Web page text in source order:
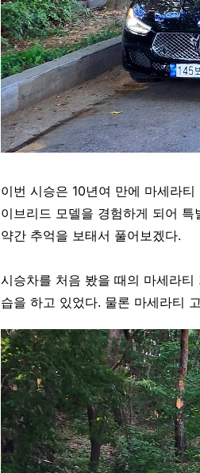
이번 시승은 10년여 만에 마세라
이브리드 모델을 경험하게 되어
약간 추억을 보태서 풀어보겠다.
시승차를 처음 봤을 때의 마세라
습을 하고 있었다. 물론 마세라티